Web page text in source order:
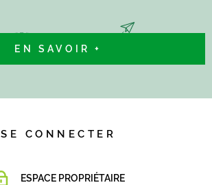
EN SAVOIR +
SE CONNECTER
ESPACE PROPRIÉTAIRE